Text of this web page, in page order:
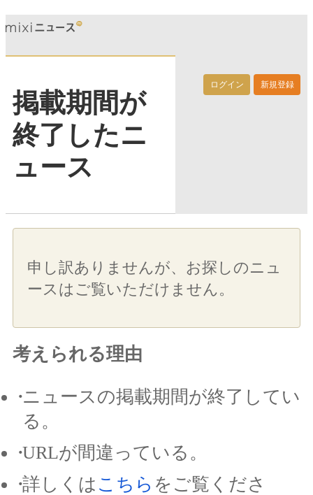
ログイン 新規登録
掲載期間が
終了したニ
ュース
申し訳ありませんが、お探しのニュ
ースはご覧いただけません。
考えられる理由
ニュースの掲載期間が終了してい
る。
URLが間違っている。
詳しくは こちら をご覧くださ